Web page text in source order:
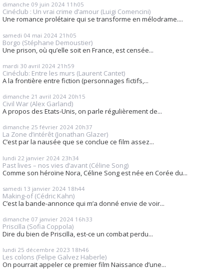
dimanche 09 juin 2024 11h05
Cinéclub : Un vrai crime d’amour (Luigi Comencini)
Une romance prolétaire qui se transforme en mélodrame....
samedi 04 mai 2024 21h05
Borgo (Stéphane Demoustier)
Une prison, où qu’elle soit en France, est censée...
mardi 30 avril 2024 21h59
Cinéclub: Entre les murs (Laurent Cantet)
A la frontière entre fiction (personnages fictifs,...
dimanche 21 avril 2024 20h15
Civil War (Alex Garland)
A propos des Etats-Unis, on parle régulièrement de...
dimanche 25 février 2024 20h37
La Zone d’intérêt (Jonathan Glazer)
C’est par la nausée que se conclue ce film assez...
lundi 22 janvier 2024 23h34
Past lives – nos vies d’avant (Céline Song)
Comme son héroïne Nora, Céline Song est née en Corée du...
samedi 13 janvier 2024 18h44
Making-of (Cédric Kahn)
C’est la bande-annonce qui m’a donné envie de voir...
dimanche 07 janvier 2024 16h33
Priscilla (Sofia Coppola)
Dire du bien de Priscilla, est-ce un combat perdu...
lundi 25 décembre 2023 18h46
Les colons (Felipe Galvez Haberle)
On pourrait appeler ce premier film Naissance d’une...